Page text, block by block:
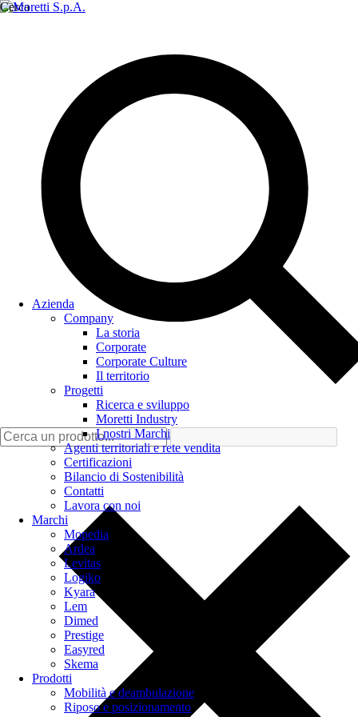
Cerca
Azienda
Company
La storia
Corporate
Corporate Culture
Il territorio
Progetti
Ricerca e sviluppo
Moretti Industry
I nostri Marchi
Agenti territoriali e rete vendita
Certificazioni
Bilancio di Sostenibilità
Contatti
Lavora con noi
Marchi
Mopedia
Ardea
Levitas
Logiko
Kyara
Lem
Dimed
Prestige
Easyred
Skema
Prodotti
Mobilità e deambulazione
Riposo e posizionamento